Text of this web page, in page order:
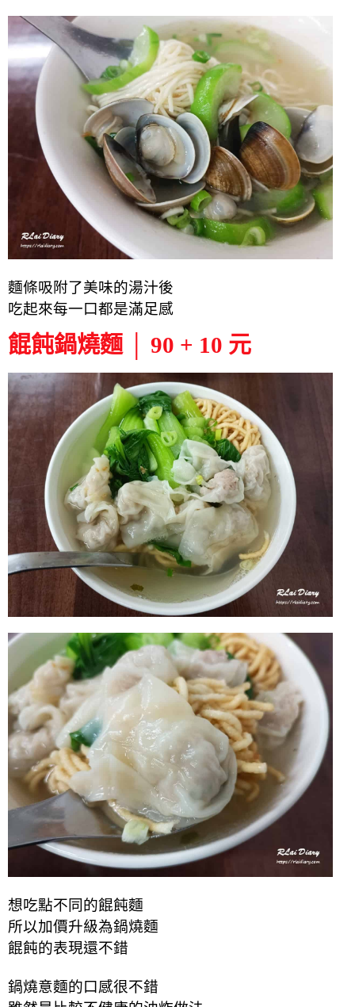
麵條吸附了美味的湯汁後
吃起來每一口都是滿足感
餛飩鍋燒麵 │ 90 + 10 元
想吃點不同的餛飩麵
所以加價升級為鍋燒麵
餛飩的表現還不錯
鍋燒意麵的口感很不錯